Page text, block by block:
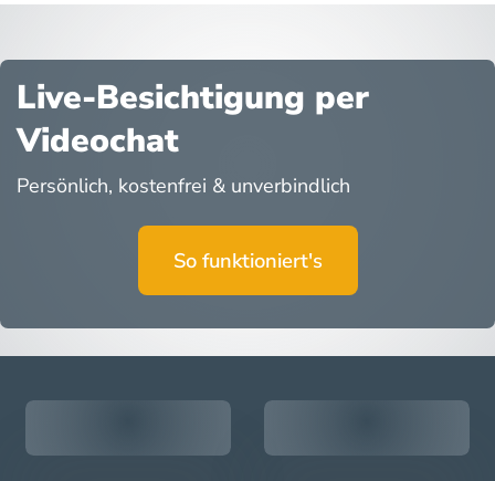
Live-Besichtigung per
Videochat
Persönlich, kostenfrei & unverbindlich
So funktioniert's